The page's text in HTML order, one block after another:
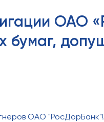
ОАО
бумаг,
ОАО "РосДорБанк"!